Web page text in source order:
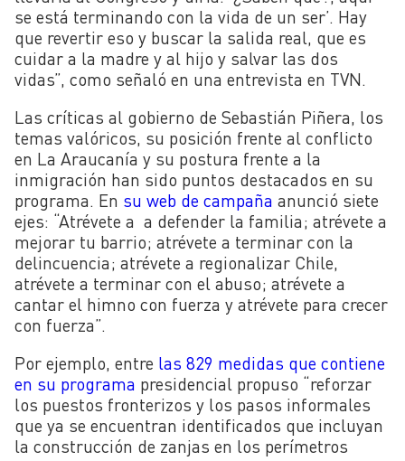
se está terminando con la vida de un ser’. Hay
que revertir eso y buscar la salida real, que es
cuidar a la madre y al hijo y salvar las dos
vidas”, como señaló en una entrevista en TVN.
Las críticas al gobierno de Sebastián Piñera, los
temas valóricos, su posición frente al conflicto
en La Araucanía y su postura frente a la
inmigración han sido puntos destacados en su
programa. En su web de campaña anunció siete
ejes: “Atrévete a a defender la familia; atrévete a
mejorar tu barrio; atrévete a terminar con la
delincuencia; atrévete a regionalizar Chile,
atrévete a terminar con el abuso; atrévete a
cantar el himno con fuerza y atrévete para crecer
con fuerza”.
Por ejemplo, entre las 829 medidas que contiene
en su programa presidencial propuso “reforzar
los puestos fronterizos y los pasos informales
que ya se encuentran identificados que incluyan
la construcción de zanjas en los perímetros